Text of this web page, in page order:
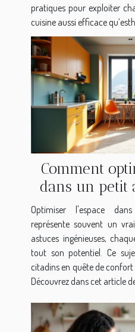
pratiques pour exploiter
cuisine aussi efficace
Comment
dans un petit
Optimiser l'espace
représente souvent un
astuces ingénieuses,
tout son potentiel. Ce
citadins en quête de
Découvrez dans cet article